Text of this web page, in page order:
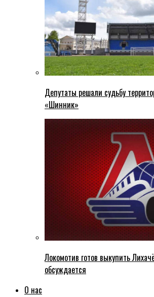
Депутаты решали судьбу
«Шинник»
Локомотив готов выкупить
обсуждается
О нас